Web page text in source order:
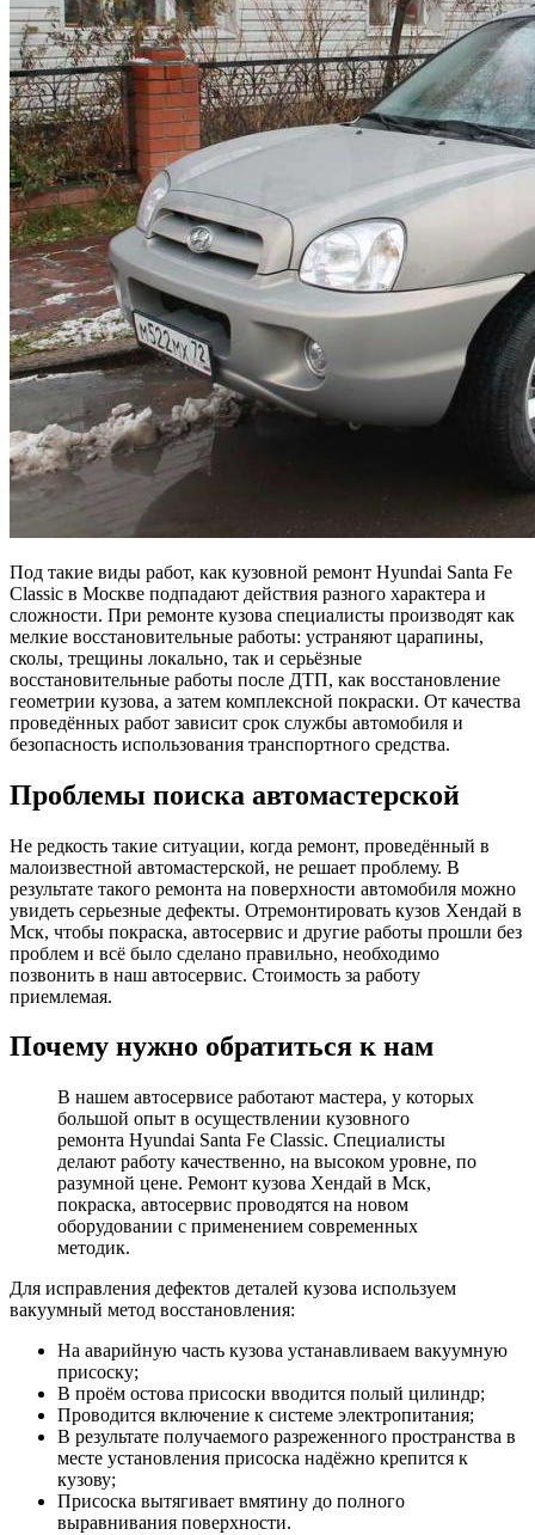
Под такие виды работ, как кузовной ремонт Hyundai Santa Fe
Classic в Москве подпадают действия разного характера и
сложности. При ремонте кузова специалисты производят как
мелкие восстановительные работы: устраняют царапины,
сколы, трещины локально, так и серьёзные
восстановительные работы после ДТП, как восстановление
геометрии кузова, а затем комплексной покраски. От качества
проведённых работ зависит срок службы автомобиля и
безопасность использования транспортного средства.
Проблемы поиска автомастерской
Не редкость такие ситуации, когда ремонт, проведённый в
малоизвестной автомастерской, не решает проблему. В
результате такого ремонта на поверхности автомобиля можно
увидеть серьезные дефекты. Отремонтировать кузов Хендай в
Мск, чтобы покраска, автосервис и другие работы прошли без
проблем и всё было сделано правильно, необходимо
позвонить в наш автосервис. Стоимость за работу
приемлемая.
Почему нужно обратиться к нам
В нашем автосервисе работают мастера, у которых
большой опыт в осуществлении кузовного
ремонта Hyundai Santa Fe Classic. Специалисты
делают работу качественно, на высоком уровне, по
разумной цене. Ремонт кузова Хендай в Мск,
покраска, автосервис проводятся на новом
оборудовании с применением современных
методик.
Для исправления дефектов деталей кузова используем
вакуумный метод восстановления:
На аварийную часть кузова устанавливаем вакуумную
присоску;
В проём остова присоски вводится полый цилиндр;
Проводится включение к системе электропитания;
В результате получаемого разреженного пространства в
месте установления присоска надёжно крепится к
кузову;
Присоска вытягивает вмятину до полного
выравнивания поверхности.